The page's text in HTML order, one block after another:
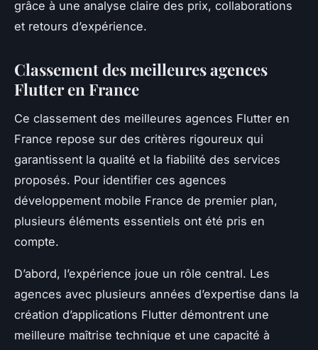
grâce à une analyse claire des prix, collaborations
et retours d’expérience.
Classement des meilleures agences
Flutter en France
Ce classement des meilleures agences Flutter en
France repose sur des critères rigoureux qui
garantissent la qualité et la fiabilité des services
proposés. Pour identifier ces agences
développement mobile France de premier plan,
plusieurs éléments essentiels ont été pris en
compte.
D’abord, l’expérience joue un rôle central. Les
agences avec plusieurs années d’expertise dans la
création d’applications Flutter démontrent une
meilleure maîtrise technique et une capacité à